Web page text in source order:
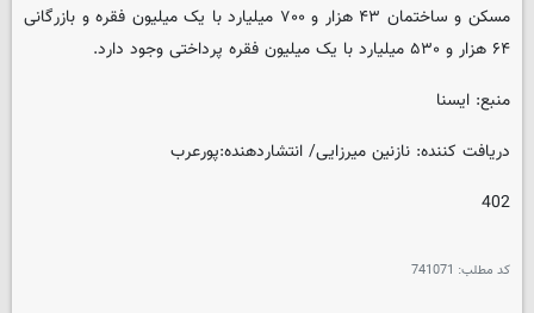
مسکن و ساختمان ۴۳ هزار و ۷۰۰ میلیارد با یک میلیون فقره و بازرگانی
۶۴ هزار و ۵۳۰ میلیارد با یک میلیون فقره پرداختی وجود دارد.
منبع: ایسنا
دریافت کننده: نازنین میرزایی/ انتشاردهنده:پورعرب
402
کد مطلب: 741071